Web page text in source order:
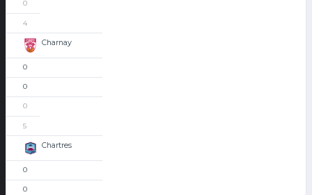
0
4
Charnay
0
0
0
5
Chartres
0
0